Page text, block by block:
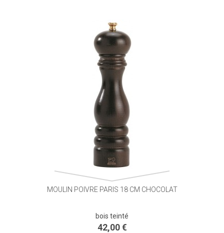
MOULIN POIVRE PARIS 18 CM CHOCOLAT
bois teinté
42,00 €